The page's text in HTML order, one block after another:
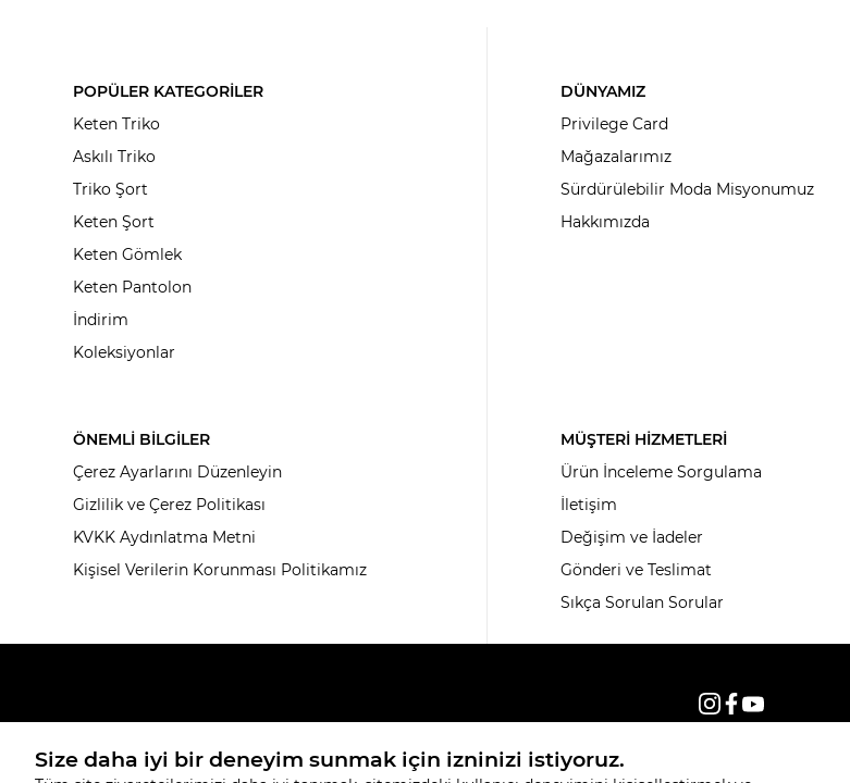
POPÜLER KATEGORİLER
Keten Triko
Askılı Triko
Triko Şort
Keten Şort
Keten Gömlek
Keten Pantolon
İndirim
Koleksiyonlar
DÜNYAMIZ
Privilege Card
Mağazalarımız
Sürdürülebilir Moda Misyonumuz
Hakkımızda
ÖNEMLİ BİLGİLER
Çerez Ayarlarını Düzenleyin
Gizlilik ve Çerez Politikası
KVKK Aydınlatma Metni
Kişisel Verilerin Korunması Politikamız
MÜŞTERİ HİZMETLERİ
Ürün İnceleme Sorgulama
İletişim
Değişim ve İadeler
Gönderi ve Teslimat
Sıkça Sorulan Sorular
© 2026, Tüm hakları saklıdır KNITSS